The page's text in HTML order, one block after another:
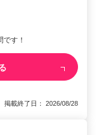
す！
載終了日： 2026/08/28